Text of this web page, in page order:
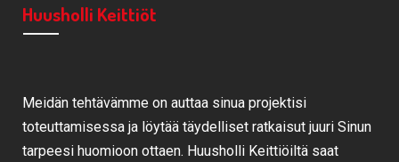
Huusholli Keittiöt
Meidän tehtävämme on auttaa sinua projektisi
toteuttamisessa ja löytää täydelliset ratkaisut juuri Sinun
tarpeesi huomioon ottaen. Huusholli Keittiöiltä saat